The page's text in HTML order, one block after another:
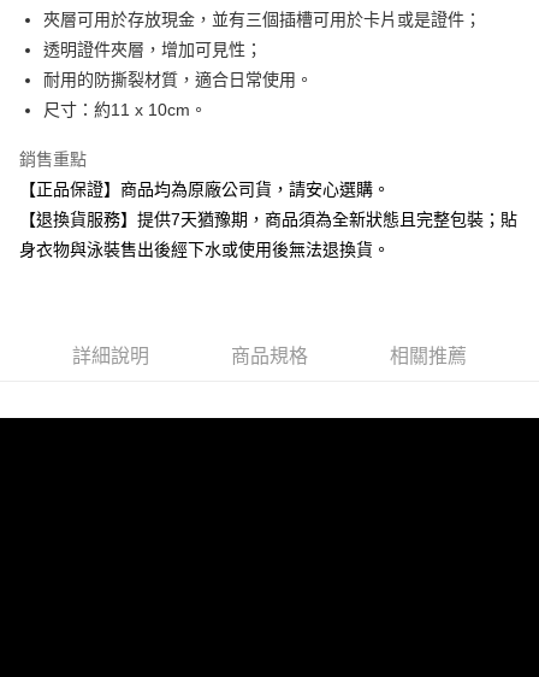
運送方式
全家取貨付款
每筆NT$80，滿NT$599(含以上)免運費
每筆NT$80，滿NT$599(含以上)免運費
7-11取貨付款
每筆NT$80，滿NT$599(含以上)免運費
夾層可用於存放現金，並有三個插槽可用於卡片或是證件；
透明證件夾層，增加可見性；
耐用的防撕裂材質，適合日常使用。
尺寸：約11 x 10cm。
銷售重點
【正品保證】商品均為原廠公司貨，請安心選購。
【退換貨服務】提供7天猶豫期，商品須為全新狀態且完整包裝；貼
身衣物與泳裝售出後經下水或使用後無法退換貨。
詳細說明 商品規格 相關推薦